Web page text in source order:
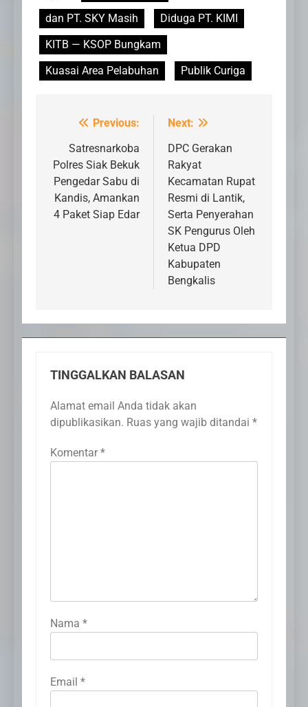
dan PT. SKY Masih
Diduga PT. KIMI
KITB — KSOP Bungkam
Kuasai Area Pelabuhan
Publik Curiga
Navigasi
pos
Previous:
Satresnarkoba
Polres Siak Bekuk
Pengedar Sabu di
Kandis, Amankan
4 Paket Siap Edar
Next:
DPC Gerakan
Rakyat
Kecamatan Rupat
Resmi di Lantik,
Serta Penyerahan
SK Pengurus Oleh
Ketua DPD
Kabupaten
Bengkalis
TINGGALKAN BALASAN
Alamat email Anda tidak akan
dipublikasikan. Ruas yang wajib ditandai *
Komentar *
Nama *
Email *